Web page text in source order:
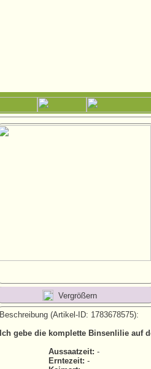
Vergrößern
Beschreibung (Artikel-ID: 1783678575):
Ich gebe die komplette Binsenlilie auf
Aussaatzeit: -
Erntezeit: -